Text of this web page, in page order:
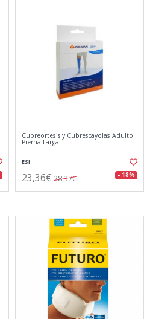
Cubreortesis y Cubrescayolas Adulto
Pierna Larga
ESI
23,36€ 28,37€ - 18%